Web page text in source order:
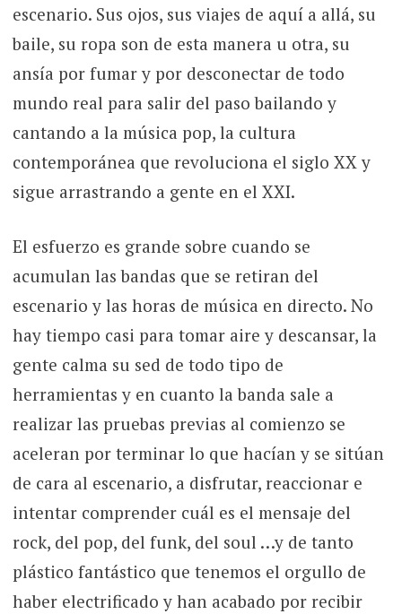
escenario. Sus ojos, sus viajes de aquí a allá, su
baile, su ropa son de esta manera u otra, su
ansía por fumar y por desconectar de todo
mundo real para salir del paso bailando y
cantando a la música pop, la cultura
contemporánea que revoluciona el siglo XX y
sigue arrastrando a gente en el XXI.
El esfuerzo es grande sobre cuando se
acumulan las bandas que se retiran del
escenario y las horas de música en directo. No
hay tiempo casi para tomar aire y descansar, la
gente calma su sed de todo tipo de
herramientas y en cuanto la banda sale a
realizar las pruebas previas al comienzo se
aceleran por terminar lo que hacían y se sitúan
de cara al escenario, a disfrutar, reaccionar e
intentar comprender cuál es el mensaje del
rock, del pop, del funk, del soul …y de tanto
plástico fantástico que tenemos el orgullo de
haber electrificado y han acabado por recibir